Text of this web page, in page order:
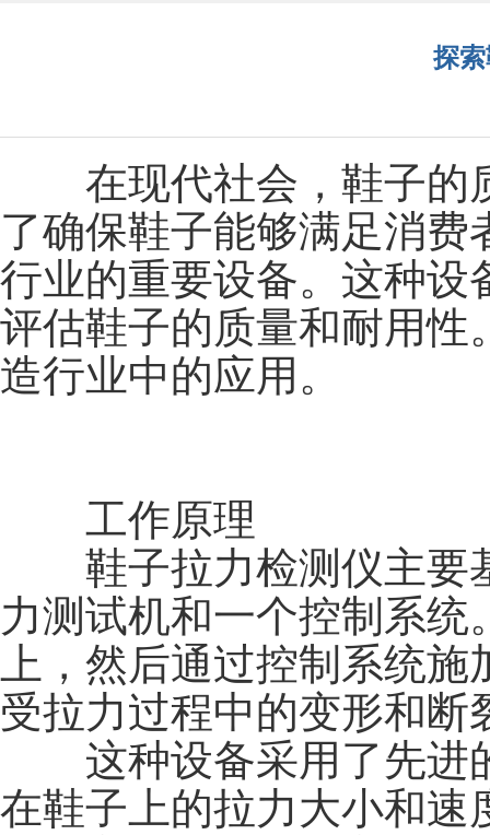
探
在现代社会，鞋子的
了确保鞋子能够满足消
行业的重要设备。这种设
评估鞋子的质量和耐用性
造行业中的应用。
工作原理
鞋子拉力检测仪主要
力测试机和一个控制系
上，然后通过控制系统
受拉力过程中的变形和
这种设备采用了先进
在鞋子上的拉力大小和速